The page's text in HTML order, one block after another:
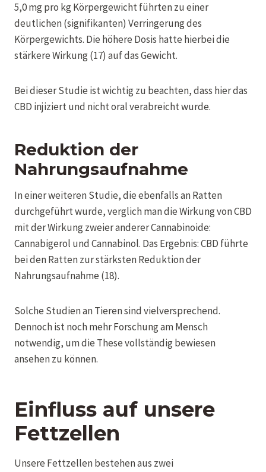
5,0 mg pro kg Körpergewicht führten zu einer
deutlichen (signifikanten) Verringerung des
Körpergewichts. Die höhere Dosis hatte hierbei die
stärkere Wirkung (17) auf das Gewicht.
Bei dieser Studie ist wichtig zu beachten, dass hier das
CBD injiziert und nicht oral verabreicht wurde.
Reduktion der
Nahrungsaufnahme
In einer weiteren Studie, die ebenfalls an Ratten
durchgeführt wurde, verglich man die Wirkung von CBD
mit der Wirkung zweier anderer Cannabinoide:
Cannabigerol und Cannabinol. Das Ergebnis: CBD führte
bei den Ratten zur stärksten Reduktion der
Nahrungsaufnahme (18).
Solche Studien an Tieren sind vielversprechend.
Dennoch ist noch mehr Forschung am Mensch
notwendig, um die These vollständig bewiesen
ansehen zu können.
Einfluss auf unsere
Fettzellen
Unsere Fettzellen bestehen aus zwei